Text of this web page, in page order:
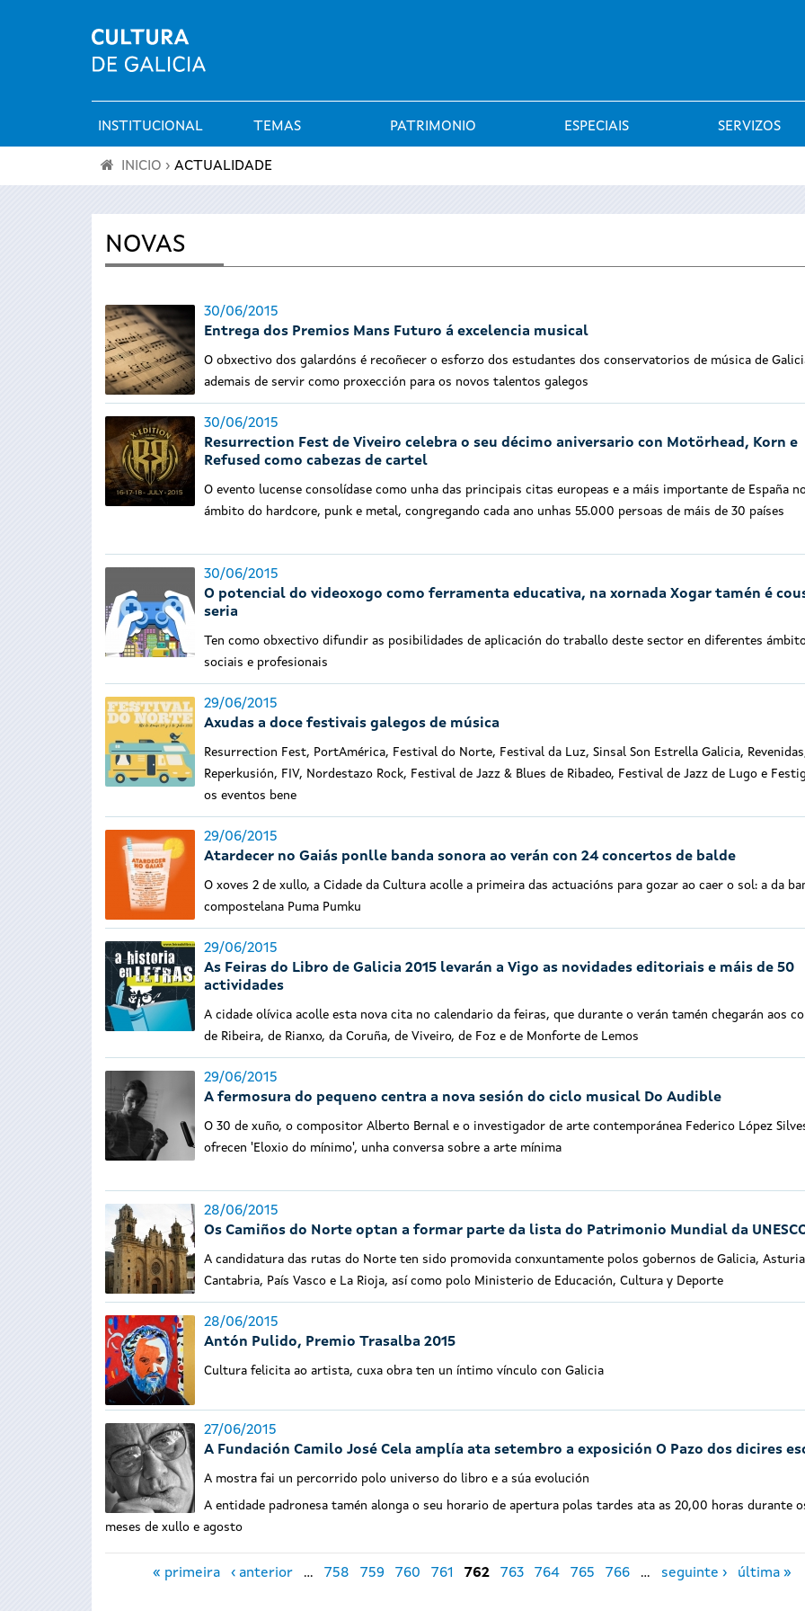
Menú
principal
INSTITUCIONAL TEMAS PATRIMONIO ESPECIAIS SERVIZOS
está
INICIO › ACTUALIDADE
NOVAS
30/06/2015
Entrega dos Premios Mans Futuro á excelencia musical
O obxectivo dos galardóns é recoñecer o esforzo dos estudantes dos conservatorios de música de
ademais de servir como proxección para os novos talentos galegos
30/06/2015
Resurrection Fest de Viveiro celebra o seu décimo aniversario con Motörhead, Korn e
Refused como cabezas de cartel
O evento lucense consolídase como unha das principais citas europeas e a máis importante de España
ámbito do hardcore, punk e metal, congregando cada ano unhas 55.000 persoas de máis de 30 países
30/06/2015
O potencial do videoxogo como ferramenta educativa, na xornada Xogar tamén é
seria
Ten como obxectivo difundir as posibilidades de aplicación do traballo deste sector en diferentes
sociais e profesionais
29/06/2015
Axudas a doce festivais galegos de música
Resurrection Fest, PortAmérica, Festival do Norte, Festival da Luz, Sinsal Son Estrella Galicia,
Reperkusión, FIV, Nordestazo Rock, Festival de Jazz & Blues de Ribadeo, Festival de Jazz de Lugo e
os eventos bene
29/06/2015
Atardecer no Gaiás ponlle banda sonora ao verán con 24 concertos de balde
O xoves 2 de xullo, a Cidade da Cultura acolle a primeira das actuacións para gozar ao caer o sol: a da
compostelana Puma Pumku
29/06/2015
As Feiras do Libro de Galicia 2015 levarán a Vigo as novidades editoriais e máis de 50
actividades
A cidade olívica acolle esta nova cita no calendario da feiras, que durante o verán tamén chegarán aos
de Ribeira, de Rianxo, da Coruña, de Viveiro, de Foz e de Monforte de Lemos
29/06/2015
A fermosura do pequeno centra a nova sesión do ciclo musical Do Audible
O 30 de xuño, o compositor Alberto Bernal e o investigador de arte contemporánea Federico López
ofrecen 'Eloxio do mínimo', unha conversa sobre a arte mínima
28/06/2015
Os Camiños do Norte optan a formar parte da lista do Patrimonio Mundial da
A candidatura das rutas do Norte ten sido promovida conxuntamente polos gobernos de Galicia,
Cantabria, País Vasco e La Rioja, así como polo Ministerio de Educación, Cultura y Deporte
28/06/2015
Antón Pulido, Premio Trasalba 2015
Cultura felicita ao artista, cuxa obra ten un íntimo vínculo con Galicia
27/06/2015
A Fundación Camilo José Cela amplía ata setembro a exposición O Pazo dos dicires
A mostra fai un percorrido polo universo do libro e a súa evolución
A entidade padronesa tamén alonga o seu horario de apertura polas tardes ata as 20,00 horas durante
meses de xullo e agosto
Páxinas
« primeira ‹ anterior … 758 759 760 761 762 763 764 765 766 … seguinte › última »